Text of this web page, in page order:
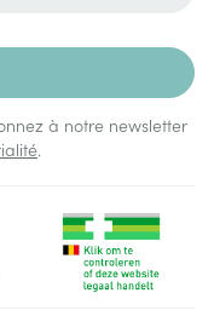
à notre newsletter
.